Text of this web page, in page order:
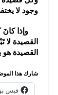
وجود لا
وإذا كانَ
القصيدة لا
القصيدة هو
شارك هذا
فيس